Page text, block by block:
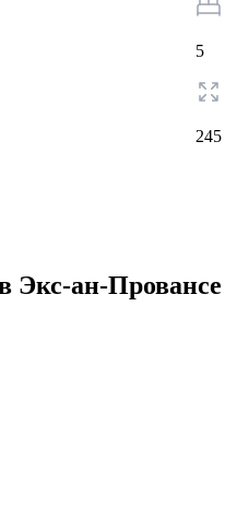
5
245
Экс-ан-Провансе